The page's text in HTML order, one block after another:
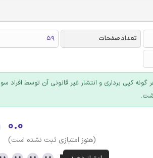
تعداد صفحات
59
کپی برداری و انتشار غیر قانونی آن توسط افراد
۰.۰
(هنوز امتیازی ثبت نشده است)